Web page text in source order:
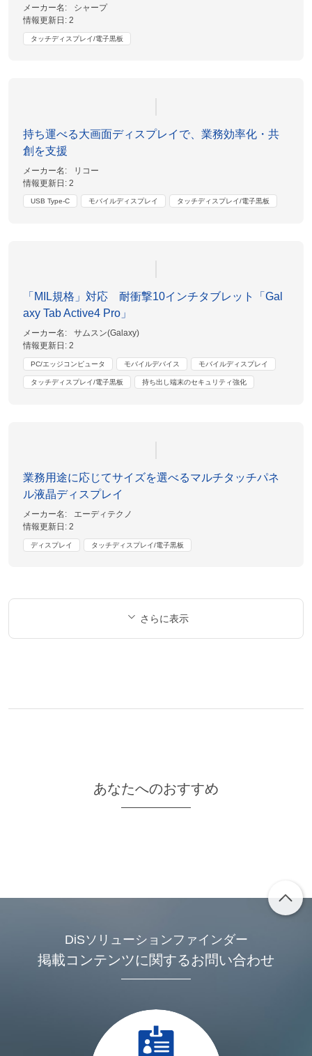
メーカー名:
シャープ
情報更新日:2
タッチディスプレイ/電子黒板
持ち運べる大画面ディスプレイで、業務効率化・共
創を支援
メーカー名:
リコー
情報更新日:2
USB Type-C モバイルディスプレイ タッチディスプレイ/電子黒板
「MIL規格」対応 耐衝撃10インチタブレット「Gal
axy Tab Active4 Pro」
メーカー名:
サムスン(Galaxy)
情報更新日:2
PC/エッジコンピュータ モバイルデバイス モバイルディスプレイ
タッチディスプレイ/電子黒板 持ち出し端末のセキュリティ強化
業務用途に応じてサイズを選べるマルチタッチパネ
ル液晶ディスプレイ
メーカー名:
エーディテクノ
情報更新日:2
ディスプレイ タッチディスプレイ/電子黒板
さらに表示
あなたへのおすすめ
DiSソリューションファインダー
掲載コンテンツに関するお問い合わせ